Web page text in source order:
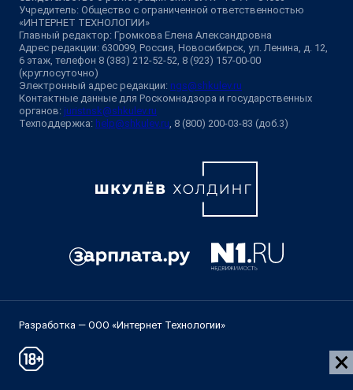
Учредитель: Общество с ограниченной ответственностью
«ИНТЕРНЕТ ТЕХНОЛОГИИ»
Главный редактор: Громкова Елена Александровна
Адрес редакции: 630099, Россия, Новосибирск, ул. Ленина, д. 12,
6 этаж, телефон 8 (383) 212-52-52, 8 (923) 157-00-00
(круглосуточно)
Электронный адрес редакции: ngs@shkulev.ru
Контактные данные для Роскомнадзора и государственных
органов: juristnsk@shkulev.ru
Техподдержка: help@shkulev.ru , 8 (800) 200-03-83 (доб.3)
Разработка — ООО «Интернет Технологии»